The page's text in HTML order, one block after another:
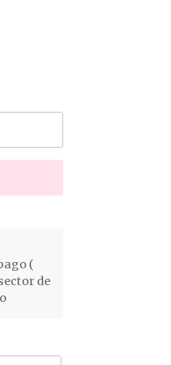
(
de